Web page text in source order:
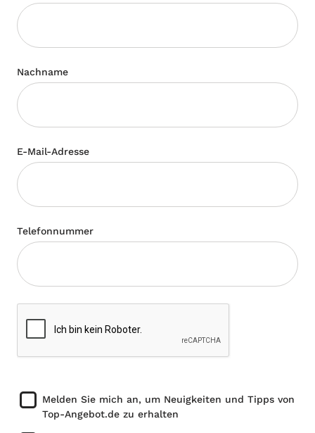
Nachname
E-Mail-Adresse
Telefonnummer
Melden Sie mich an, um Neuigkeiten und Tipps von
Top-Angebot.de zu erhalten